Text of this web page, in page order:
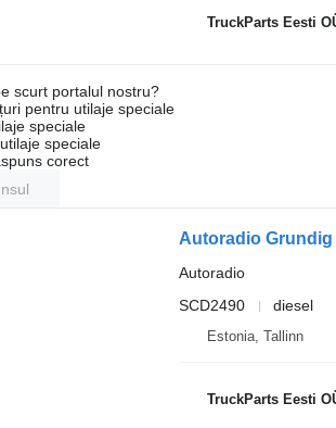
TruckParts Eesti
scurt portalul nostru?
pentru utilaje speciale
speciale
speciale
corect
Autoradio
SCD2490
diesel
Estonia, Tallinn
TruckParts Eesti